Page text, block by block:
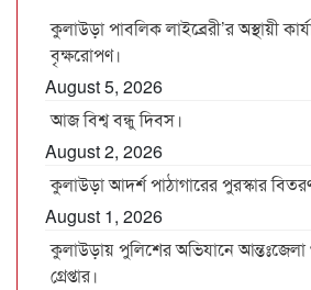
কুলাউড়া পাবলিক লাইব্রেরী’র অস্থায়ী
বৃক্ষরোপণ।
August 5, 2026
আজ বিশ্ব বন্ধু দিবস।
August 2, 2026
কুলাউড়া আদর্শ পাঠাগারের পুরস্কার
August 1, 2026
কুলাউড়ায় পুলিশের অভিযানে
গ্রেপ্তার।